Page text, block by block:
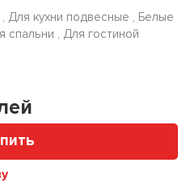
кухни подвесные , Белые
, Для гостиной